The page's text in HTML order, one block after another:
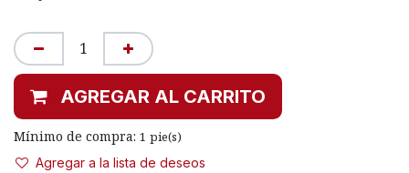
AGREGAR AL CARRITO
Mínimo de compra: 1 pie(s)
Agregar a la lista de deseos